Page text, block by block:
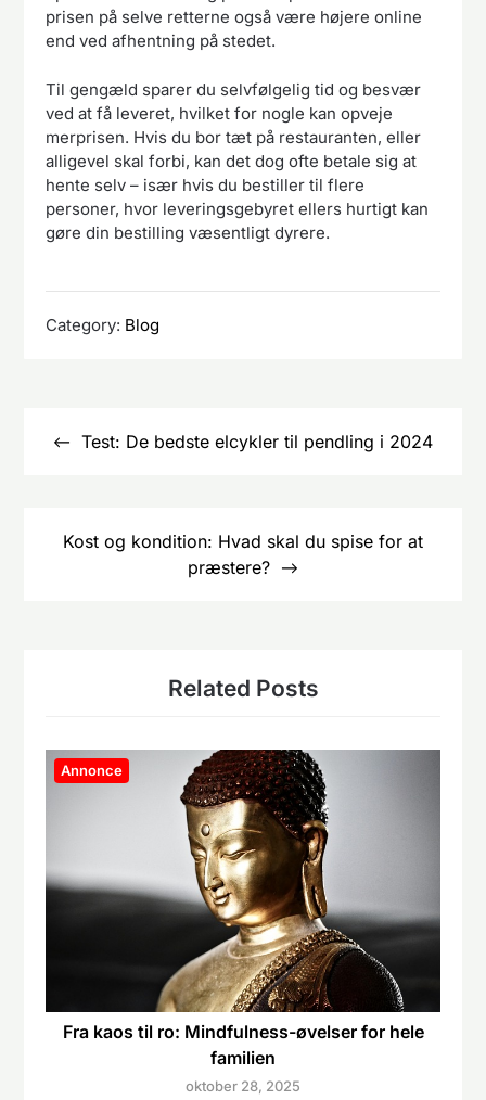
prisen på selve retterne også være højere online
end ved afhentning på stedet.
Til gengæld sparer du selvfølgelig tid og besvær
ved at få leveret, hvilket for nogle kan opveje
merprisen. Hvis du bor tæt på restauranten, eller
alligevel skal forbi, kan det dog ofte betale sig at
hente selv – især hvis du bestiller til flere
personer, hvor leveringsgebyret ellers hurtigt kan
gøre din bestilling væsentligt dyrere.
Category: Blog
Test: De bedste elcykler til pendling i 2024
Kost og kondition: Hvad skal du spise for at
præstere?
Related Posts
Annonce
Fra kaos til ro: Mindfulness-øvelser for hele
familien
oktober 28, 2025